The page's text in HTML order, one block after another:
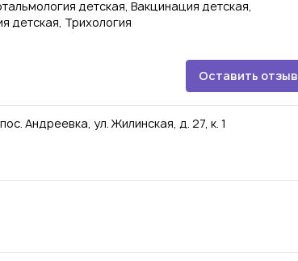
детская, Вакцинация детская,
детская, Трихология
Оставить отзыв
Андреевка, ул. Жилинская, д. 27, к. 1